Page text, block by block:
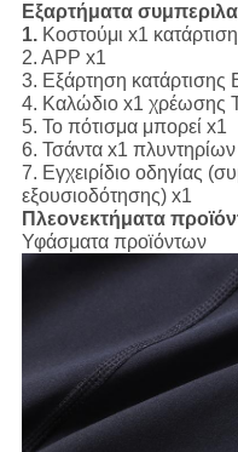
Εξαρτήματα
1. Κοστούμι x1
2. APP x1
3. Εξάρτηση κατάρτισης
4. Καλώδιο x1
5. Το πότισμα μπορεί x1
6. Τσάντα x1 πλυντηρίων
7. Εγχειρίδιο οδηγίας
εξουσιοδότησης) x1
Πλεονεκτήματα
Υφάσματα προϊόντων